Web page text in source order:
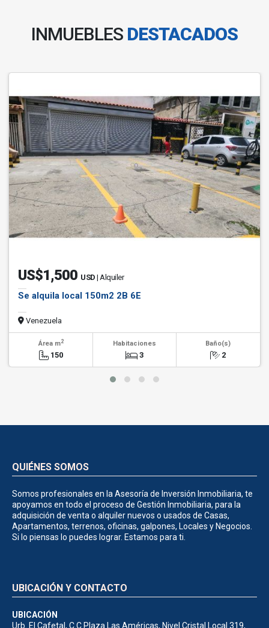
INMUEBLES DESTACADOS
US$1,500 USD | Alquiler
Se alquila local 150m2 2B 6E
Venezuela
Área m2
150
Habitaciones
3
Baño(s)
2
QUIÉNES SOMOS
Somos profesionales en la Asesoría de Inversión Inmobiliaria, te
apoyamos en todo el proceso de Gestión Inmobiliaria, para la
adquisición de venta o alquiler nuevos o usados de Casas,
Apartamentos, terrenos, oficinas, galpones, Locales y Negocios.
Si lo piensas lo puedes lograr. Estamos para ti.
UBICACIÓN Y CONTACTO
UBICACIÓN
Urb. El Cafetal, C.C Plaza Las Américas, Nivel Cristal Local 319,